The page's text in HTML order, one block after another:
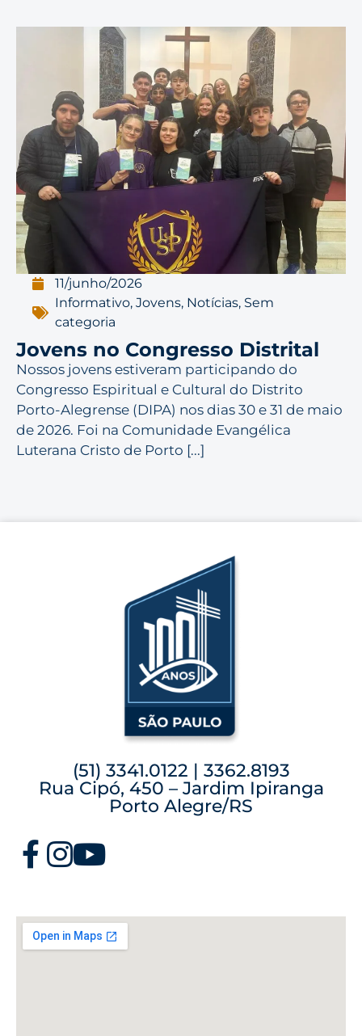
11/junho/2026
Informativo,Jovens, Notícias, Sem
categoria
Jovens no Congresso Distrital
Nossos jovens estiveram participando do
Congresso Espiritual e Cultural do Distrito
Porto-Alegrense (DIPA) nos dias 30 e 31 de maio
de 2026. Foi na Comunidade Evangélica
Luterana Cristo de Porto [...]
(51) 3341.0122 | 3362.8193
Rua Cipó, 450 – Jardim Ipiranga
Porto Alegre/RS